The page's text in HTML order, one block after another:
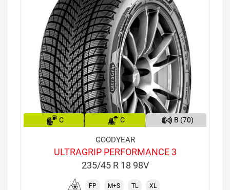
C C B (70)
GOODYEAR
ULTRAGRIP PERFORMANCE 3
235/45 R 18 98V
FP M+S TL XL